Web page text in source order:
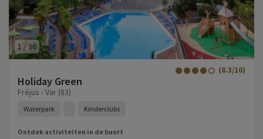
1 /36
Holiday Green
(8.3/10)
Fréjus - Var (83)
Waterpark Kinderclubs
Ontdek activiteiten in de buurt